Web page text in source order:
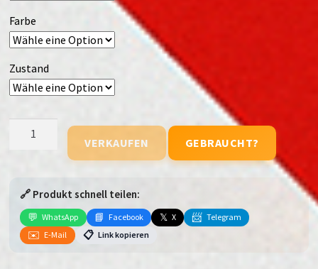
Farbe
Zustand
Ultra
(WiFi
VERKAUFEN GEBRAUCHT?
🔗 Produkt schnell teilen:
💬 WhatsApp 📘 Facebook 𝕏 X 📨 Telegram
✉️ E-Mail 📋 Link kopieren